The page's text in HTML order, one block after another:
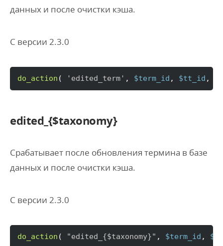
данных и после очистки кэша.
С версии 2.3.0
do_action ( 'edited_term' , $term_id , $tt_id ,
edited_{$taxonomy}
Срабатывает после обновления термина в базе
данных и после очистки кэша.
С версии 2.3.0
do_action ( "edited_ {$taxonomy}" , $term_id ,